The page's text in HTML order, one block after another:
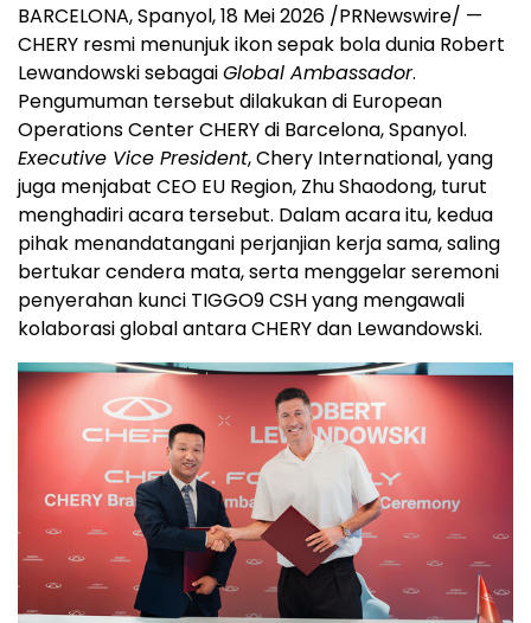
BARCELONA, Spanyol, 18 Mei 2026 /PRNewswire/ —
CHERY resmi menunjuk ikon sepak bola dunia Robert
Lewandowski sebagaiGlobal Ambassador.
Pengumuman tersebut dilakukan di European
Operations Center CHERY di Barcelona, Spanyol.
Executive Vice President, Chery International, yang
juga menjabat CEO EU Region, Zhu Shaodong, turut
menghadiri acara tersebut. Dalam acara itu, kedua
pihak menandatangani perjanjian kerja sama, saling
bertukar cendera mata, serta menggelar seremoni
penyerahan kunci TIGGO9 CSH yang mengawali
kolaborasi global antara CHERY dan Lewandowski.